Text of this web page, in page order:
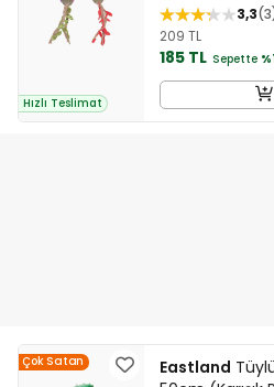
Hızlı Teslimat
3,3 3
209 TL
185 TL Sepette
Çok Satan Eastland